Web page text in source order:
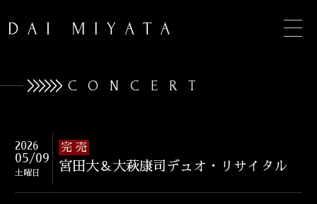
INFORMATION
CONCERT
2026
05/09
土曜日
完 売
宮田大＆大萩康司デュオ・リサイタル